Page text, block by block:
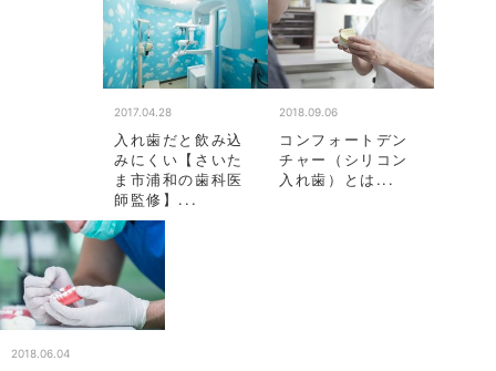
2017.04.28
入れ歯だと飲み込
みにくい【さいた
ま市浦和の歯科医
師監修】...
2018.09.06
コンフォートデン
チャー（シリコン
入れ歯）とは...
2018.06.04